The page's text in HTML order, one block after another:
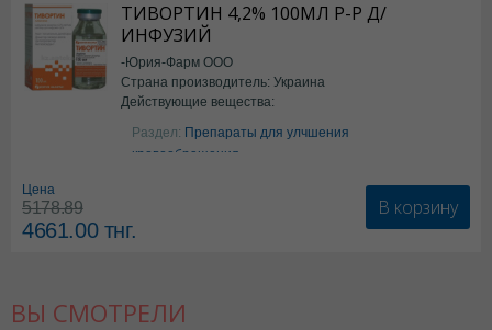
ТИВОРТИН 4,2% 100МЛ Р-Р Д/
ИНФУЗИЙ
-Юрия-Фарм ООО
Страна производитель: Украина
Действующие вещества:
Аргинин
Раздел: Препараты для улчшения
кровообращения
Цена
5178.89
4661.00тнг.
В корзину
ВЫ СМОТРЕЛИ